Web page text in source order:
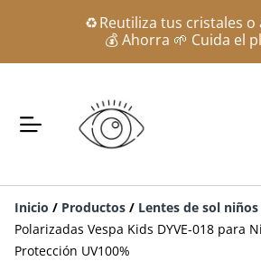
♻️ Reutiliza tus cristales o
💰 Ahorra 🌱 Cuida el
Inicio / Productos / Lentes de sol niños
Polarizadas Vespa Kids DYVE-018 para
Protección UV100%